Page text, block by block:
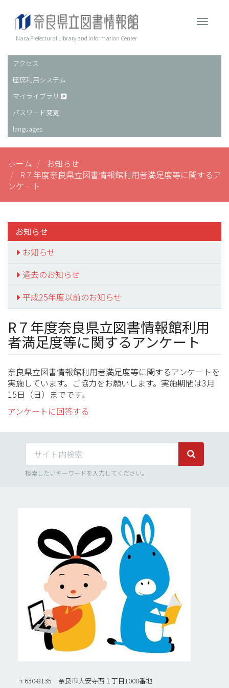
Nara Prefectural Library and Information Center
ヘ
ッ
ダ
ー
アクセス
座席利用システム
マイライブラリ
パスワード変更
languages
ホーム
お知らせ
R７年度奈良県立図書情報館利用者満足度等に関するア
ンケート
お知らせ
お知らせ
過去のお知らせ
平成25年度以前のお知らせ
R７年度奈良県立図書情報館利用
者満足度等に関するアンケート
奈良県立図書情報館利用者満足度等に関するアンケートを
実施しています。ご協力をお願いします。実施期間は3月
15日（日）までです。
アンケートに回答する
サイト内検索 サイト内
検索したいキーワードを入力してください。
〒630-8135 奈良市大安寺西１丁目1000番地